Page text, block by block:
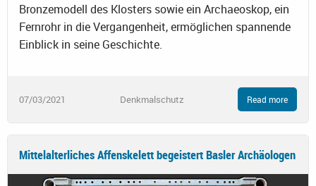
Bronzemodell des Klosters sowie ein Archaeoskop, ein
Fernrohr in die Vergangenheit, ermöglichen spannende
Einblick in seine Geschichte.
07/03/2021 Denkmalschutz Read more
Mittelalterliches Affenskelett begeistert Basler Archäologen